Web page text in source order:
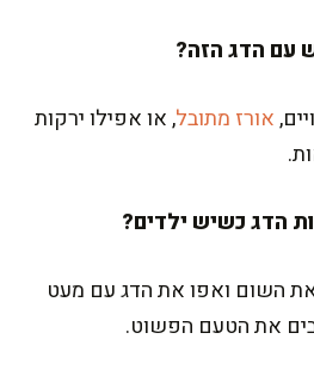
אורז מתובל, או אפילו ירקות
השום ואפו את הדג עם מעט
את הטעם הפשוט.